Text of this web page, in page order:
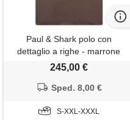
Paul & Shark polo con
dettaglio a righe - marrone
245,00 €
Sped. 8,00 €
S-XXL-XXXL